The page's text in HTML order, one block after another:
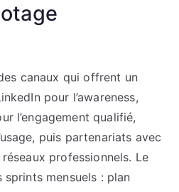
canaux qui offrent un
pour l’awareness,
l’engagement qualifié,
puis partenariats avec
professionnels. Le
mensuels : plan